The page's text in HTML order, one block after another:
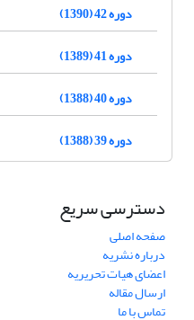
دوره 42 (1390)
دوره 41 (1389)
دوره 40 (1388)
دوره 39 (1388)
دسترسی سریع
صفحه اصلی
درباره نشریه
اعضای هیات تحریریه
ارسال مقاله
تماس با ما